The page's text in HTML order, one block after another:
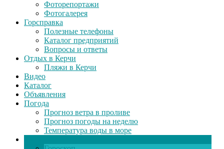
Фоторепортажи
Фотогалерея
Горсправка
Полезные телефоны
Каталог предприятий
Вопросы и ответы
Отдых в Керчи
Пляжи в Керчи
Видео
Каталог
Объявления
Погода
Прогноз ветра в проливе
Прогноз погоды на неделю
Температура воды в море